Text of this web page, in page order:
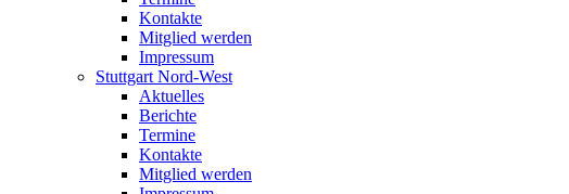
Kontakte
Mitglied werden
Impressum
Stuttgart Nord-West
Aktuelles
Berichte
Termine
Kontakte
Mitglied werden